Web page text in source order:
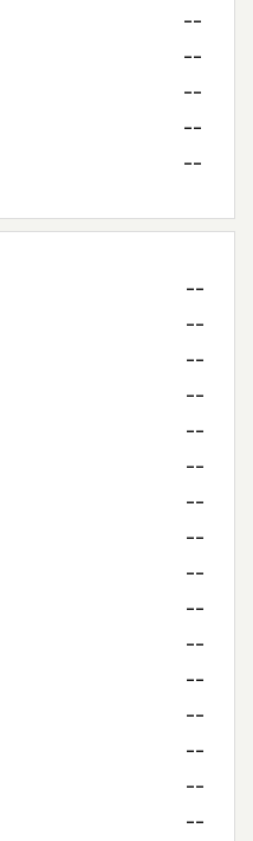
--
--
--
--
--
--
--
--
--
--
--
--
--
--
--
--
--
--
--
--
--